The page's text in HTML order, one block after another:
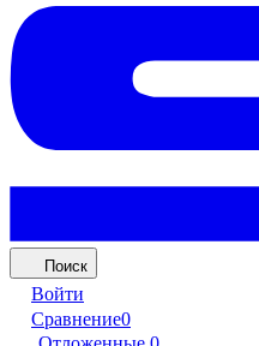
Поиск
Войти
Сравнение0